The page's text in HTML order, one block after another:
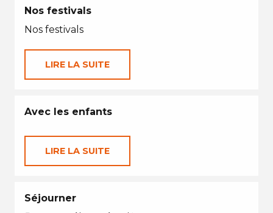
Nos festivals
Nos festivals
LIRE LA SUITE
Avec les enfants
LIRE LA SUITE
Séjourner